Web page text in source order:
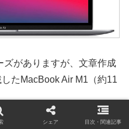
ズがありますが、文章作成
たMacBook Air M1（約11
シェア 目次・関連記事